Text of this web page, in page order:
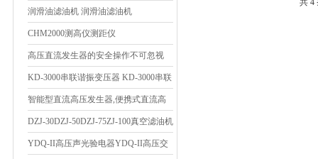
润滑油滤油机 润滑油滤油机
CHM2000测高仪测距仪
高压直流发生器的安全操作不可忽视
KD-3000串联谐振变压器 KD-3000串联
谐振
智能型直流高压发生器,便携式直流高
压发生器上海俆吉供应
DZJ-30DZJ-50DZJ-75ZJ-100真空滤油机
YDQ-II高压声光验电器YDQ-II高压交
共 4